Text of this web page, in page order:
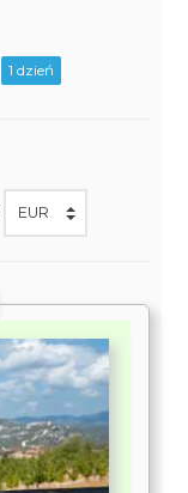
1 dzień